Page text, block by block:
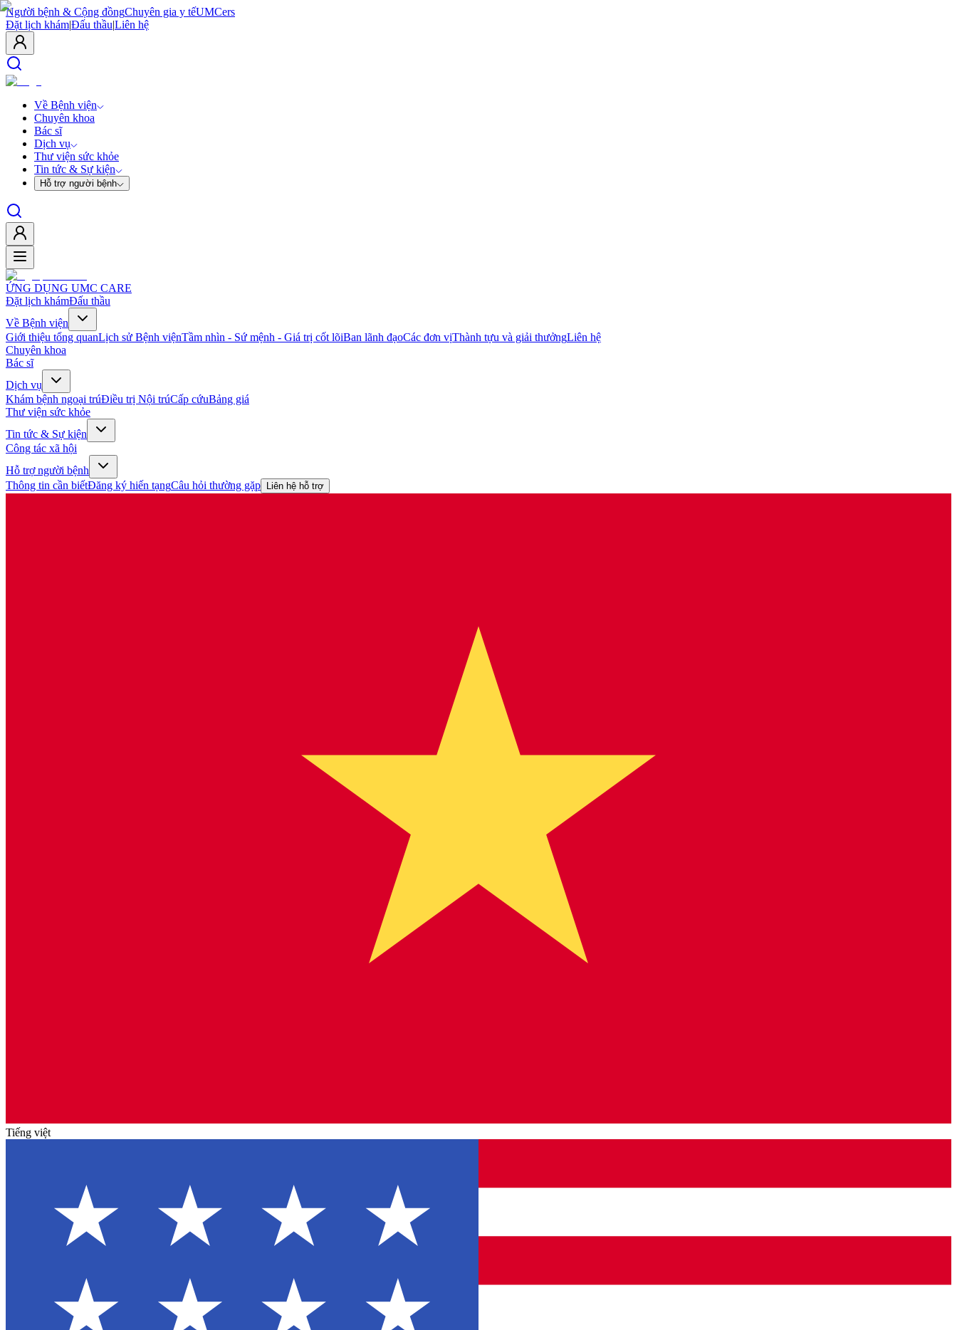
Người bệnh & Cộng đồngChuyên gia y tếUMCers
Đặt lịch khám|Đấu thầu|Liên hệ
Về Bệnh viện
Chuyên khoa
Bác sĩ
Dịch vụ
Thư viện sức khỏe
Tin tức & Sự kiện
Hỗ trợ người bệnh
ỨNG DỤNG UMC CARE
Đặt lịch khámĐấu thầu
Về Bệnh viện
Giới thiệu tổng quanLịch sử Bệnh việnTầm nhìn - Sứ mệnh - Giá trị cốt lõiBan lãnh đạoCác đơn vịThành tựu và giải thưởngLiên hệ
Chuyên khoa
Bác sĩ
Dịch vụ
Khám bệnh ngoại trúĐiều trị Nội trúCấp cứuBảng giá
Thư viện sức khỏe
Tin tức & Sự kiện
Công tác xã hội
Hỗ trợ người bệnh
Thông tin cần biếtĐăng ký hiến tạngCâu hỏi thường gặp Liên hệ hỗ trợ
Tiếng việt